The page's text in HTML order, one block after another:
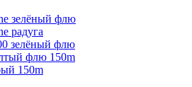
зелёный флю
радуга
зелёный флю
флю 150m
150m